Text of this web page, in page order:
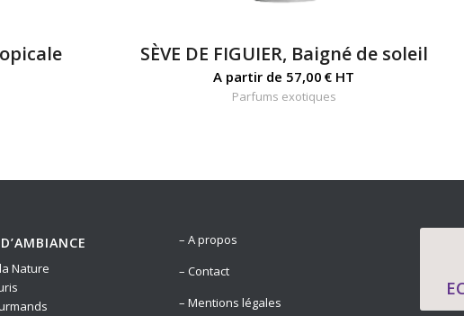
SÈVE DE FIGUIER, Baigné de soleil
A partir de 57,00 € HT
Parfums exotiques
Nature
– A propos
– Contact
– Mentions légales